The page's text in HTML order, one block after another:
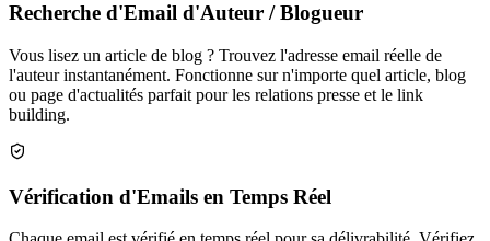
Recherche d'Email d'Auteur / Blogueur
Vous lisez un article de blog ? Trouvez l'adresse email réelle de
l'auteur instantanément. Fonctionne sur n'importe quel article, blog
ou page d'actualités parfait pour les relations presse et le link
building.
Vérification d'Emails en Temps Réel